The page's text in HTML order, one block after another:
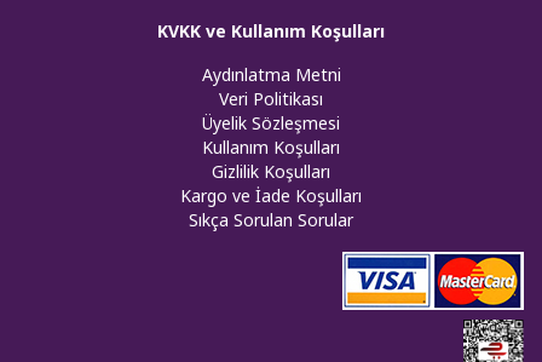
KVKK ve Kullanım Koşulları
Aydınlatma Metni
Veri Politikası
Üyelik Sözleşmesi
Kullanım Koşulları
Gizlilik Koşulları
Kargo ve İade Koşulları
Sıkça Sorulan Sorular